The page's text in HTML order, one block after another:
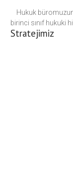
Hukuk
birinci sınıf hukuki
Stratejimiz